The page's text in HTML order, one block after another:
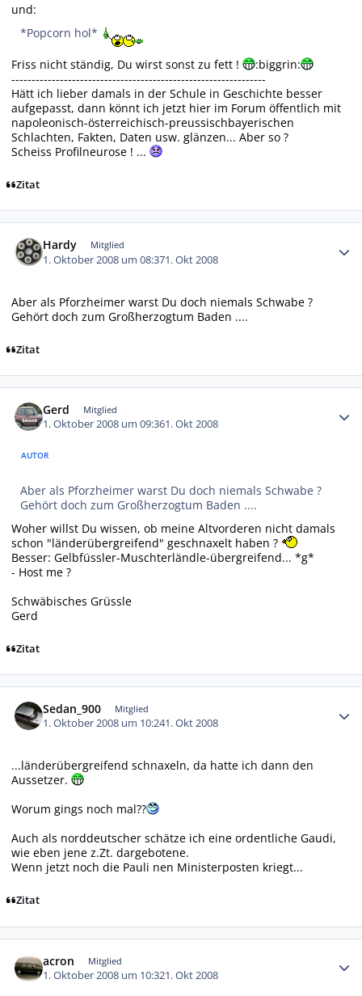
und:
*Popcorn hol*
Friss nicht ständig, Du wirst sonst zu fett !
:biggrin:
---------------------------------------------------------------
Hätt ich lieber damals in der Schule in Geschichte besser
aufgepasst, dann könnt ich jetzt hier im Forum öffentlich mit
napoleonisch-österreichisch-preussischbayerischen
Schlachten, Fakten, Daten usw. glänzen... Aber so ?
Scheiss Profilneurose ! ...
Zitat
Hardy Mitglied
1. Oktober 2008 um 08:371. Okt 2008
Aber als Pforzheimer warst Du doch niemals Schwabe ?
Gehört doch zum Großherzogtum Baden ....
Zitat
Gerd Mitglied
1. Oktober 2008 um 09:361. Okt 2008
AUTOR
Aber als Pforzheimer warst Du doch niemals Schwabe ?
Gehört doch zum Großherzogtum Baden ....
Woher willst Du wissen, ob meine Altvorderen nicht damals
schon "länderübergreifend" geschnaxelt haben ?
Besser: Gelbfüssler-Muschterländle-übergreifend... *g*
- Host me ?
Schwäbisches Grüssle
Gerd
Zitat
Sedan_900 Mitglied
1. Oktober 2008 um 10:241. Okt 2008
...länderübergreifend schnaxeln, da hatte ich dann den
Aussetzer.
Worum gings noch mal??
Auch als norddeutscher schätze ich eine ordentliche Gaudi,
wie eben jene z.Zt. dargebotene.
Wenn jetzt noch die Pauli nen Ministerposten kriegt...
Zitat
acron Mitglied
1. Oktober 2008 um 10:321. Okt 2008